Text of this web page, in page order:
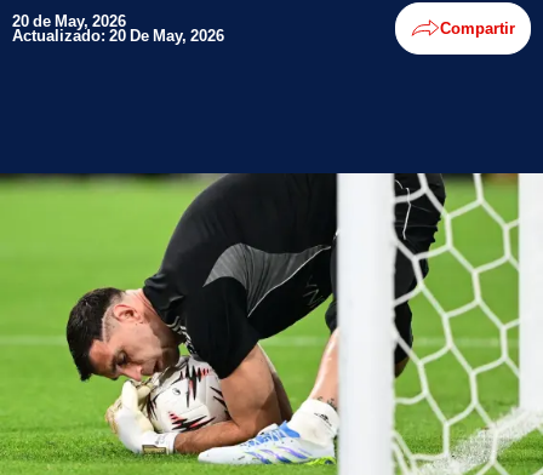
20 de May, 2026
Actualizado: 20 De May, 2026 Compartir